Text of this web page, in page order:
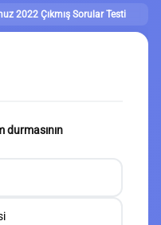
2022 Çıkmış Sorular Testi
durmasının